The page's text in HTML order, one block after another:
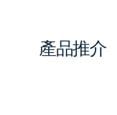
產品推介